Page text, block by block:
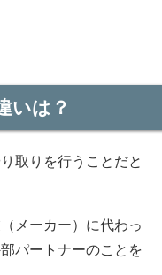
いは？
取りを行うことだと
メーカー）に代わっ
パートナーのことを